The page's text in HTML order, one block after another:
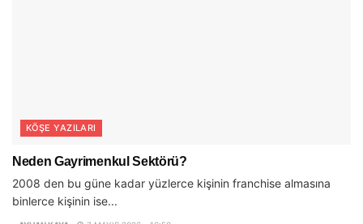
KÖŞE YAZILARI
Neden Gayrimenkul Sektörü?
2008 den bu güne kadar yüzlerce kişinin franchise almasına
binlerce kişinin ise...